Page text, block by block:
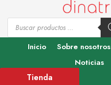
Inicio Sobre nosotros
Noticias
Tienda